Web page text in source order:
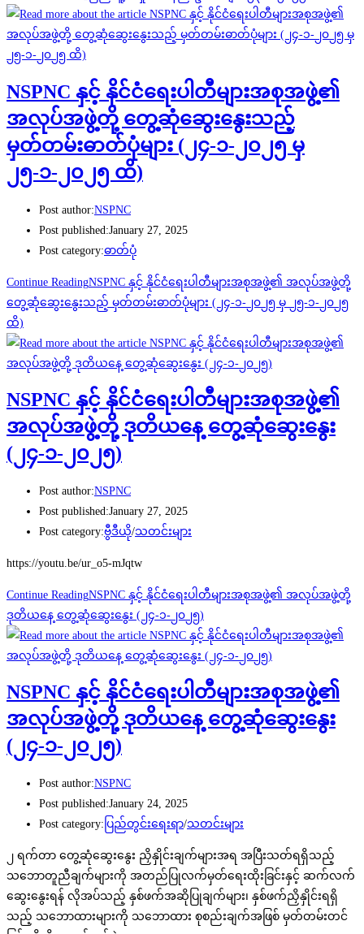
NSPNC နှင့် နိုင်ငံရေးပါတီများအစုအဖွဲ့၏
အလုပ်အဖွဲ့တို့ တွေ့ဆုံဆွေးနွေးသည့်
မှတ်တမ်းဓာတ်ပုံများ (၂၄-၁-၂၀၂၅ မှ
၂၅-၁-၂၀၂၅ ထိ)
Post author:NSPNC
Post published:January 27, 2025
Post category:ဓာတ်ပုံ
Continue ReadingNSPNC နှင့် နိုင်ငံရေးပါတီများအစုအဖွဲ့၏ အလုပ်အဖွဲ့တို့
တွေ့ဆုံဆွေးနွေးသည့် မှတ်တမ်းဓာတ်ပုံများ (၂၄-၁-၂၀၂၅ မှ ၂၅-၁-၂၀၂၅
ထိ)
NSPNC နှင့် နိုင်ငံရေးပါတီများအစုအဖွဲ့၏
အလုပ်အဖွဲ့တို့ ဒုတိယနေ့ တွေ့ဆုံဆွေးနွေး
(၂၄-၁-၂၀၂၅)
Post author:NSPNC
Post published:January 27, 2025
Post category:ဗွီဒီယို/သတင်းများ
https://youtu.be/ur_o5-mJqtw
Continue ReadingNSPNC နှင့် နိုင်ငံရေးပါတီများအစုအဖွဲ့၏ အလုပ်အဖွဲ့တို့
ဒုတိယနေ့ တွေ့ဆုံဆွေးနွေး (၂၄-၁-၂၀၂၅)
NSPNC နှင့် နိုင်ငံရေးပါတီများအစုအဖွဲ့၏
အလုပ်အဖွဲ့တို့ ဒုတိယနေ့ တွေ့ဆုံဆွေးနွေး
(၂၄-၁-၂၀၂၅)
Post author:NSPNC
Post published:January 24, 2025
Post category: ပြည်တွင်းရေးရာ/သတင်းများ
၂ ရက်တာ တွေ့ဆုံဆွေးနွေး ညှိနှိုင်းချက်များအရ အပြီးသတ်ရရှိသည့်
သဘောတူညီချက်များကို အတည်ပြုလက်မှတ်ရေးထိုးခြင်းနှင့် ဆက်လက်
ဆွေးနွေးရန် လိုအပ်သည့် နှစ်ဖက်အဆိုပြုချက်များ၊ နှစ်ဖက်ညှိနှိုင်းရရှိ
သည့် သဘောထားများကို သဘောထား စုစည်းချက်အဖြစ် မှတ်တမ်းတင်